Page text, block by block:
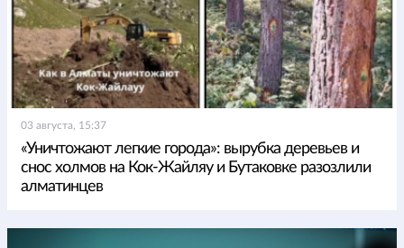
03 августа, 15:37
«Уничтожают легкие города»: вырубка деревьев и
снос холмов на Кок-Жайляу и Бутаковке разозлили
алматинцев